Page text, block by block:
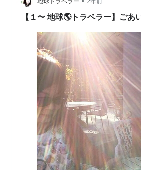
があります。Cookie（クッキー）を
【１〜 地球🌎トラベラー】ごあ